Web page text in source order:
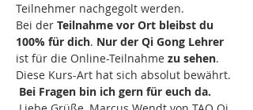
Teilnehmer nachgegolt werden.
Bei der Teilnahme vor Ort bleibst du
100% für dich. Nur der Qi Gong Lehrer
ist für die Online-Teilnahme zu sehen.
Diese Kurs-Art hat sich absolut bewährt.
Bei Fragen bin ich gern für euch da.